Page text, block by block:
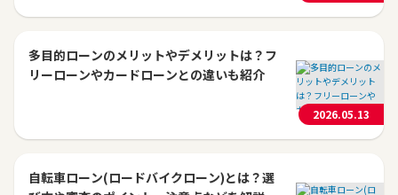
多目的ローンのメリットやデメリットは？フ
リーローンやカードローンとの違いも紹介
2026.05.13
自転車ローン(ロードバイクローン)とは？選